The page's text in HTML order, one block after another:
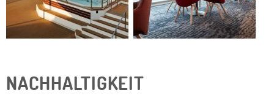
NACHHALTIGKEIT